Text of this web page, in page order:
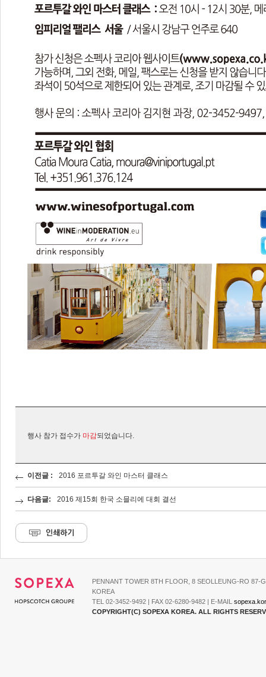
행사 참가 접수가 마감되었습니다.
이전글 : 2016 포르투갈 와인 마스터 클래스
다음글: 2016 제15회 한국 소믈리에 대회 결선
PENNANT TOWER 8TH FLOOR, 8 SEOLLEUNG-RO 87-
KOREA
TEL 02-3452-9492 | FAX 02-6280-9482 | E-MAIL
COPYRIGHT(C) SOPEXA KOREA. ALL RIGHTS